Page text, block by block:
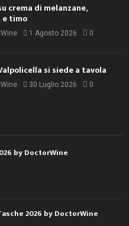
crema di melanzane,
e timo
1 Agosto 2026 0
si siede a tavola
30 Luglio 2026 0
by DoctorWine
2026 by DoctorWine